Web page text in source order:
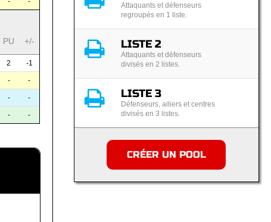
PU +/-
2 -1
- -
- -
- -
Attaquants et défenseurs
regroupés en 1 liste.
LISTE 2
Attaquants et défenseurs
divisés en 2 listes.
LISTE 3
Défenseurs, ailiers et centres
divisés en 3 listes.
CRÉER UN POOL